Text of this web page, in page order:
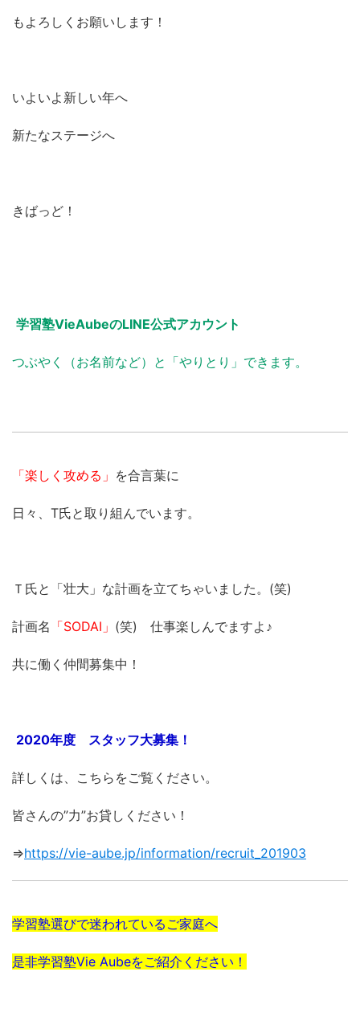
もよろしくお願いします！
いよいよ新しい年へ
新たなステージへ
きばっど！
学習塾VieAubeのLINE公式アカウント
つぶやく（お名前など）と「やりとり」できます。
「楽しく攻める」 を合言葉に
日々、T氏と取り組んでいます。
Ｔ氏と「壮大」な計画を立てちゃいました。(笑)
計画名 「SODAI」 (笑) 仕事楽しんでますよ♪
共に働く仲間募集中！
2020年度 スタッフ大募集！
詳しくは、こちらをご覧ください。
皆さんの”力”お貸しください！
⇒https://vie-aube.jp/information/recruit_201903
学習塾選びで迷われているご家庭へ
是非学習塾Vie Aubeをご紹介ください！